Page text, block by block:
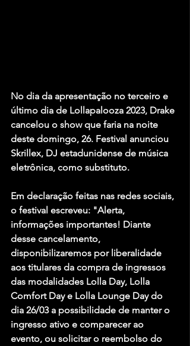
No dia da apresentação no terceiro e
último dia de Lollapalooza 2023, Drake
cancelou o show que faria na noite
deste domingo, 26. Festival anunciou
Skrillex, DJ estadunidense de música
eletrônica, como substituto.
Em declaração feitas nas redes sociais,
o festival escreveu: "Alerta,
informações importantes! Diante
desse cancelamento,
disponibilizaremos por liberalidade
aos titulares da compra de ingressos
das modalidades Lolla Day, Lolla
Comfort Day e Lolla Lounge Day do
dia 26/03 a possibilidade de manter o
ingresso ativo e comparecer ao
evento, ou solicitar o reembolso do